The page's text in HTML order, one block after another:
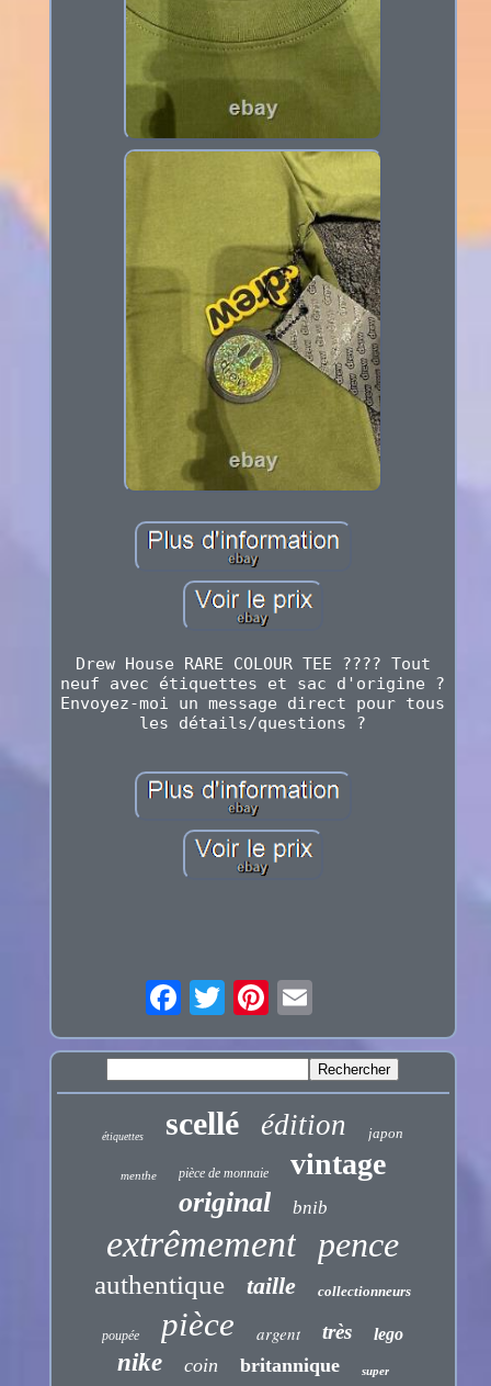
Drew House RARE COLOUR TEE ???? Tout
neuf avec étiquettes et sac d'origine ?
Envoyez-moi un message direct pour tous
les détails/questions ?
étiquettes scellé édition japon
menthe pièce de monnaie vintage
original bnib
extrêmement pence
authentique taille collectionneurs
poupée pièce argent très lego
nike coin britannique super